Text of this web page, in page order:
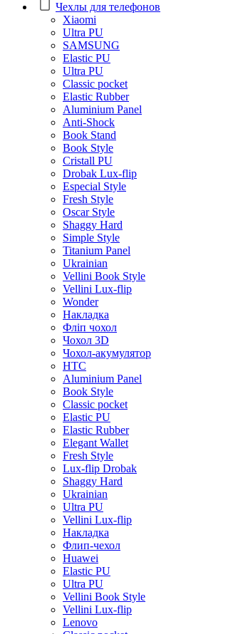
Чехлы для телефонов
Xiaomi
Ultra PU
SAMSUNG
Elastic PU
Ultra PU
Classic pocket
Elastic Rubber
Aluminium Panel
Anti-Shock
Book Stand
Book Style
Cristall PU
Drobak Lux-flip
Especial Style
Fresh Style
Oscar Style
Shaggy Hard
Simple Style
Titanium Panel
Ukrainian
Vellini Book Style
Vellini Lux-flip
Wonder
Накладка
Фліп чохол
Чохол 3D
Чохол-акумулятор
HTC
Aluminium Panel
Book Style
Classic pocket
Elastic PU
Elastic Rubber
Elegant Wallet
Fresh Style
Lux-flip Drobak
Shaggy Hard
Ukrainian
Ultra PU
Vellini Lux-flip
Накладка
Флип-чехол
Huawei
Elastic PU
Ultra PU
Vellini Book Style
Vellini Lux-flip
Lenovo